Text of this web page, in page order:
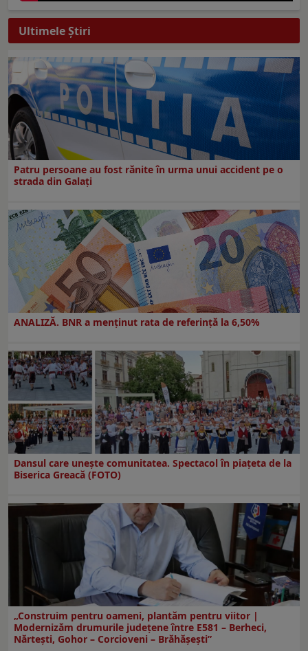
Ultimele Ştiri
Patru persoane au fost rănite în urma unui accident pe o
strada din Galați
ANALIZĂ. BNR a menținut rata de referință la 6,50%
Dansul care uneşte comunitatea. Spectacol în piaţeta de la
Biserica Greacă (FOTO)
„Construim pentru oameni, plantăm pentru viitor |
Modernizăm drumurile județene între E581 – Berheci,
Nărtești, Gohor – Corcioveni – Brăhășești”